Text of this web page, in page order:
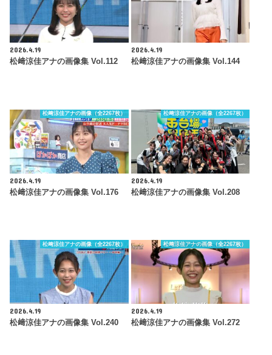
2026.4.19
松﨑涼佳アナの画像集 Vol.112
2026.4.19
松﨑涼佳アナの画像集 Vol.144
松﨑涼佳アナの画像（全2267枚）
2026.4.19
松﨑涼佳アナの画像集 Vol.176
松﨑涼佳アナの画像（全2267枚）
2026.4.19
松﨑涼佳アナの画像集 Vol.208
松﨑涼佳アナの画像（全2267枚）
2026.4.19
松﨑涼佳アナの画像集 Vol.240
松﨑涼佳アナの画像（全2267枚）
2026.4.19
松﨑涼佳アナの画像集 Vol.272